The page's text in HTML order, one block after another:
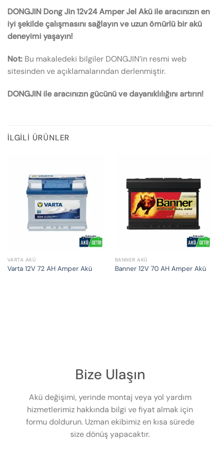
DONGJIN Dong Jin 12v24 Amper Jel Akü ile aracınızın en
iyi şekilde çalışmasını sağlayın ve uzun ömürlü bir akü
deneyimi yaşayın!
Not: Bu makaledeki bilgiler DONGJIN’in resmi web
sitesinden ve açıklamalarından derlenmiştir.
DONGJIN ile aracınızın gücünü ve dayanıklılığını artırın!
İLGILI ÜRÜNLER
VARTA AKÜ
Varta 12V 72 AH Amper Akü
BANNER AKÜ
Banner 12V 70 AH Amper Akü
Bize Ulaşın
Akü değişimi, yerinde montaj veya yol yardım
hizmetlerimiz hakkında bilgi ve fiyat almak için
formu doldurun. Uzman ekibimiz en kısa sürede
size dönüş yapacaktır.